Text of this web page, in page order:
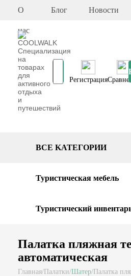
О
нас
Блог Новости
Регистрация
BCE KATEГОPИИ
Туристическая мебель
Туристический
Палатка пляжная
автоматическая
Главная/Палатки/Шатер/Палатка